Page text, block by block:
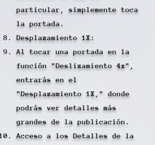
particular, simplemente toca
la portada.
Desplazamiento 1X:
Al tocar una portada en la
función "Deslizamiento 4x",
entrarás en el
"Desplazamiento 1X," donde
podrás ver detalles más
grandes de la publicación.
Acceso a los Detalles de la